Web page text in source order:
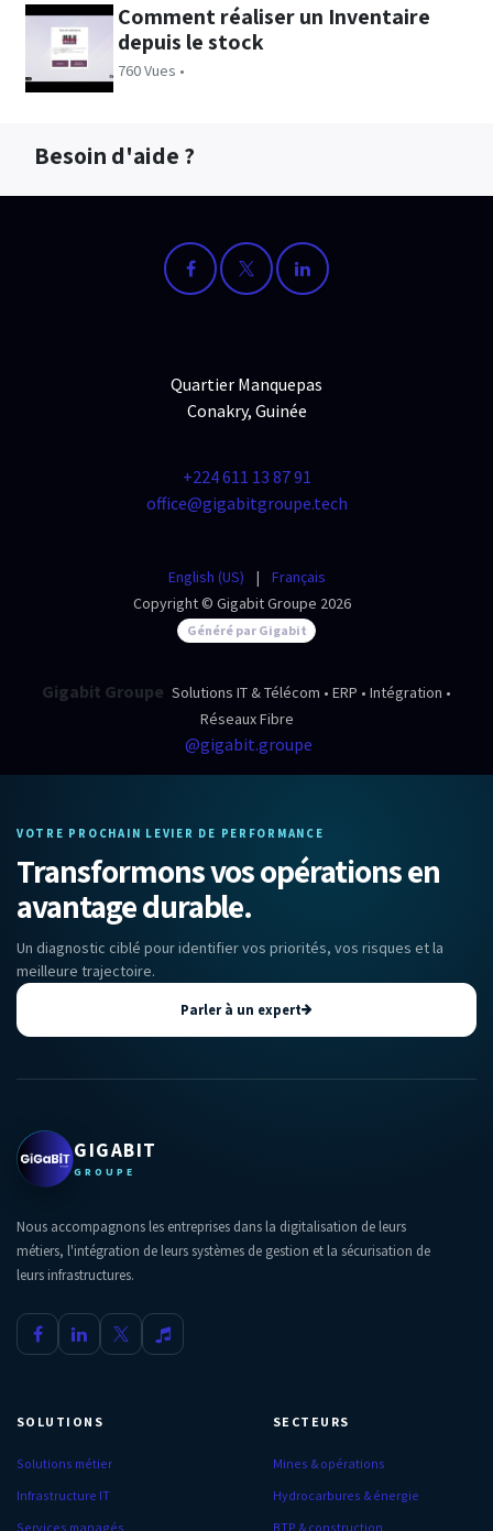
Comment réaliser un Inventaire
depuis le stock
760 Vues •
Besoin d'aide ?
Quartier Manquepas
Conakry, Guinée
+224 611 13 87 91
office@gigabitgroupe.tech
Copyright © Gigabit Groupe 2026
English (US) | Français
Généré par Gigabit
Gigabit Groupe Solutions IT & Télécom • ERP • Intégration •
Réseaux Fibre
@gigabit.groupe
VOTRE PROCHAIN LEVIER DE PERFORMANCE
Transformons vos opérations en
avantage durable.
Un diagnostic ciblé pour identifier vos priorités, vos risques et la
meilleure trajectoire.
Parler à un expert
GIGABIT
GROUPE
Nous accompagnons les entreprises dans la digitalisation de leurs
métiers, l'intégration de leurs systèmes de gestion et la sécurisation de
leurs infrastructures.
SOLUTIONS
Solutions métier
Infrastructure IT
Services managés
SECTEURS
Mines & opérations
Hydrocarbures & énergie
BTP & construction